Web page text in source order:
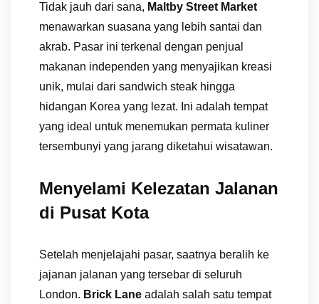
Tidak jauh dari sana, Maltby Street Market
menawarkan suasana yang lebih santai dan
akrab. Pasar ini terkenal dengan penjual
makanan independen yang menyajikan kreasi
unik, mulai dari sandwich steak hingga
hidangan Korea yang lezat. Ini adalah tempat
yang ideal untuk menemukan permata kuliner
tersembunyi yang jarang diketahui wisatawan.
Menyelami Kelezatan Jalanan
di Pusat Kota
Setelah menjelajahi pasar, saatnya beralih ke
jajanan jalanan yang tersebar di seluruh
London. Brick Lane adalah salah satu tempat